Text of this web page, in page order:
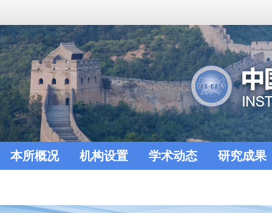
本所概况 机构设置 学术动态 研究成果